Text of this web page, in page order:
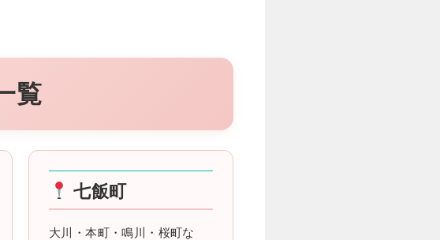
覧
七飯町
大川・本町・鳴川・桜町な